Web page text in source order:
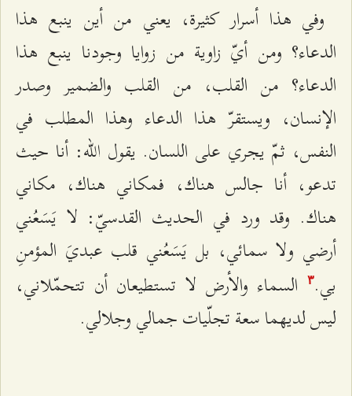
وفي هذا أسرار كثيرة، يعني من أين ينبع هذا
الدعاء؟ ومن أيّ زاوية من زوايا وجودنا ينبع هذا
الدعاء؟ من القلب، من القلب والضمير وصدر
الإنسان، ويستقرّ هذا الدعاء وهذا المطلب في
النفس، ثمّ يجري على اللسان. يقول الله: أنا حيث
تدعو، أنا جالس هناك، فمكاني هناك، مكاني
هناك. وقد ورد في الحديث القدسيّ: لا يَسَعُني
أرضي ولا سمائي، بل يَسَعُني قلب عبديَ المؤمنِ
بي.٣
السماء والأرض لا تستطيعان أن تتحمّلاني،
ليس لديهما سعة تجلّيات جمالي وجلالي.